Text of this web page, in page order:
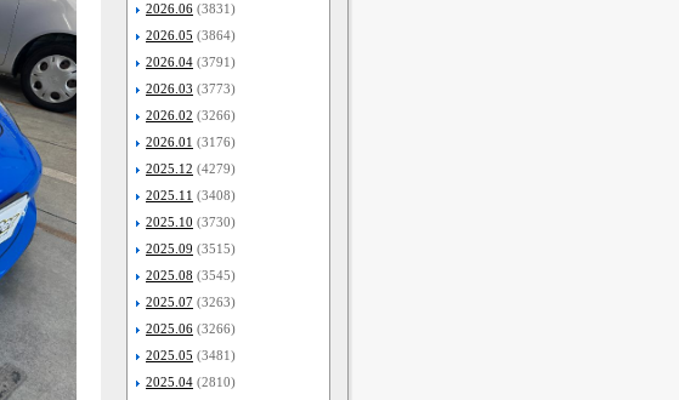
2026.06 (3831)
2026.05 (3864)
2026.04 (3791)
2026.03 (3773)
2026.02 (3266)
2026.01 (3176)
2025.12 (4279)
2025.11 (3408)
2025.10 (3730)
2025.09 (3515)
2025.08 (3545)
2025.07 (3263)
2025.06 (3266)
2025.05 (3481)
2025.04 (2810)